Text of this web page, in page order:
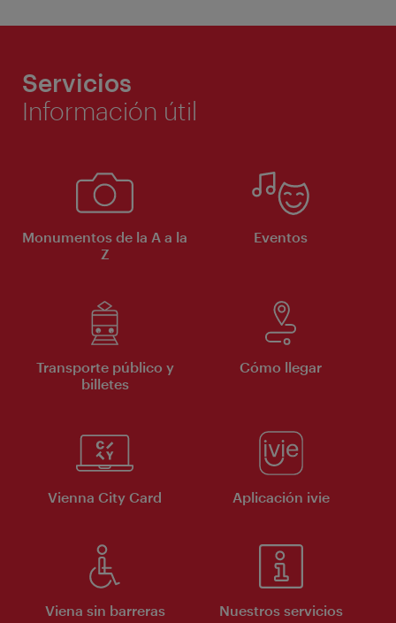
Servicios
Información útil
Monumentos de la A a la
Z
Eventos
Transporte público y
billetes
Cómo llegar
Vienna City Card Aplicación ivie
Viena sin barreras Nuestros servicios